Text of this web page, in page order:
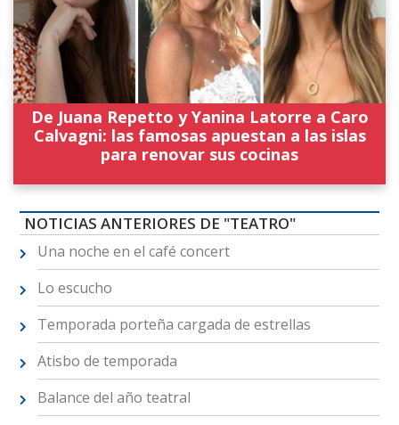
De Juana Repetto y Yanina Latorre a Caro
Calvagni: las famosas apuestan a las islas
para renovar sus cocinas
NOTICIAS ANTERIORES DE "TEATRO"
Una noche en el café concert
Lo escucho
Temporada porteña cargada de estrellas
Atisbo de temporada
Balance del año teatral